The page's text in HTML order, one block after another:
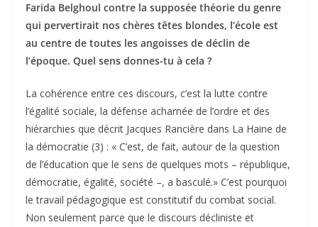
Farida Belghoul contre la supposée théorie du genre
qui pervertirait nos chères têtes blondes, l’école est
au centre de toutes les angoisses de déclin de
l’époque. Quel sens donnes-tu à cela ?
La cohérence entre ces discours, c’est la lutte contre
l’égalité sociale, la défense acharnée de l’ordre et des
hiérarchies que décrit Jacques Rancière dans La Haine de
la démocratie (3) : « C’est, de fait, autour de la question
de l’éducation que le sens de quelques mots – république,
démocratie, égalité, société –, a basculé.» C’est pourquoi
le travail pédagogique est constitutif du combat social.
Non seulement parce que le discours décliniste et